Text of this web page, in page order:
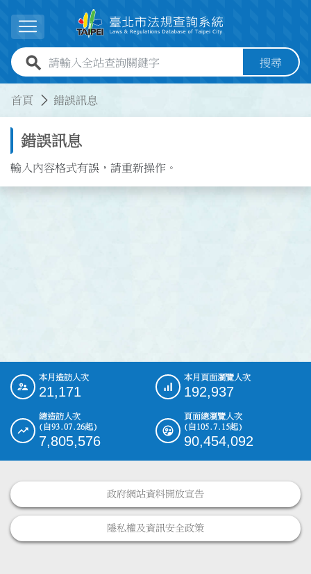
展開選單
全站查詢關鍵字欄位 搜尋
首頁 錯誤訊息
錯誤訊息
輸入內容格式有誤，請重新操作。
::: 本月造訪人次
21,171
本月頁面瀏覽人次
192,937
總造訪人次
(自93.07.26起)
7,805,576
頁面總瀏覽人次
(自105.7.15起)
90,454,092
政府網站資料開放宣告
隱私權及資訊安全政策